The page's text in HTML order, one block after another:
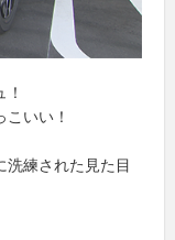
いい！
された見た目